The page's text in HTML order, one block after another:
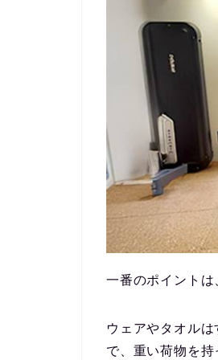
一番のポイントは
ウェアやタオル
で、重い荷物を